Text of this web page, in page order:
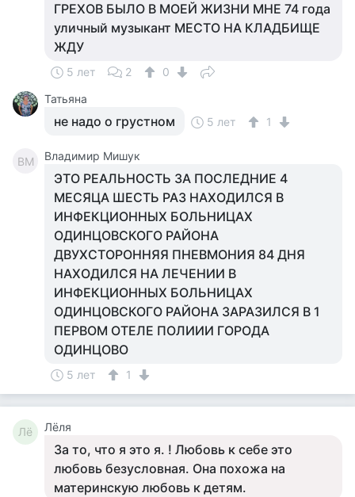
ГРЕХОВ БЫЛО В МОЕЙ ЖИЗНИ МНЕ 74 года
уличный музыкант МЕСТО НА КЛАДБИЩЕ
ЖДУ
5 лет 2
0
Татьяна
не надо о грустном 5 лет 1
ВМ Владимир Мишук
ЭТО РЕАЛЬНОСТЬ ЗА ПОСЛЕДНИЕ 4
МЕСЯЦА ШЕСТЬ РАЗ НАХОДИЛСЯ В
ИНФЕКЦИОННЫХ БОЛЬНИЦАХ
ОДИНЦОВСКОГО РАЙОНА
ДВУХСТОРОННЯЯ ПНЕВМОНИЯ 84 ДНЯ
НАХОДИЛСЯ НА ЛЕЧЕНИИ В
ИНФЕКЦИОННЫХ БОЛЬНИЦАХ
ОДИНЦОВСКОГО РАЙОНА ЗАРАЗИЛСЯ В 1
ПЕРВОМ ОТЕЛЕ ПОЛИИИ ГОРОДА
ОДИНЦОВО
5 лет 1
Лё Лёля
За то, что я это я. ! Любовь к себе это
любовь безусловная. Она похожа на
материнскую любовь к детям.